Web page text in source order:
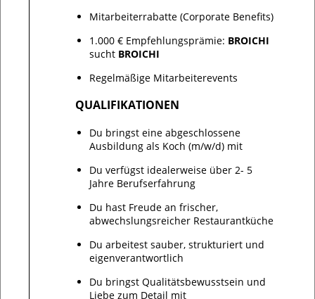
Mitarbeiterrabatte (Corporate Benefits)
1.000 € Empfehlungsprämie: BROICHI
sucht BROICHI
Regelmäßige Mitarbeiterevents
QUALIFIKATIONEN
Du bringst eine abgeschlossene
Ausbildung als Koch (m/w/d) mit
Du verfügst idealerweise über 2- 5
Jahre Berufserfahrung
Du hast Freude an frischer,
abwechslungsreicher Restaurantküche
Du arbeitest sauber, strukturiert und
eigenverantwortlich
Du bringst Qualitätsbewusstsein und
Liebe zum Detail mit